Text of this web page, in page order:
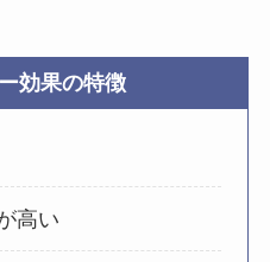
効果の特徴
高い